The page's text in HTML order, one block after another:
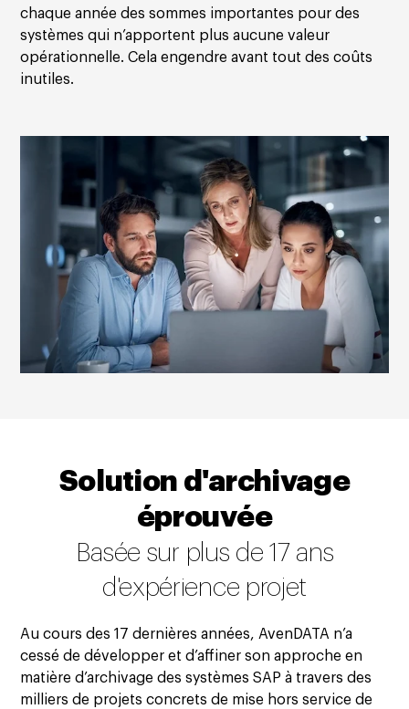
chaque année des sommes importantes pour des
systèmes qui n’apportent plus aucune valeur
opérationnelle. Cela engendre avant tout des coûts
inutiles.
Solution d'archivage
éprouvée
Basée sur plus de 17 ans
d'expérience projet
Au cours des 17 dernières années, AvenDATA n’a
cessé de développer et d’affiner son approche en
matière d’archivage des systèmes SAP à travers des
milliers de projets concrets de mise hors service de